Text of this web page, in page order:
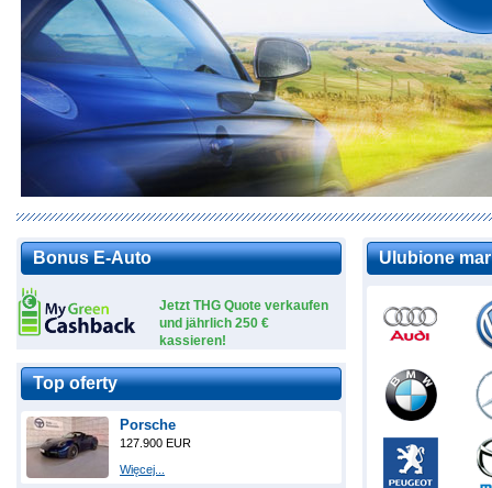
Bonus E-Auto
Jetzt THG Quote verkaufen
und jährlich 250 €
kassieren!
Top oferty
Porsche
127.900 EUR
Więcej...
Ulubione